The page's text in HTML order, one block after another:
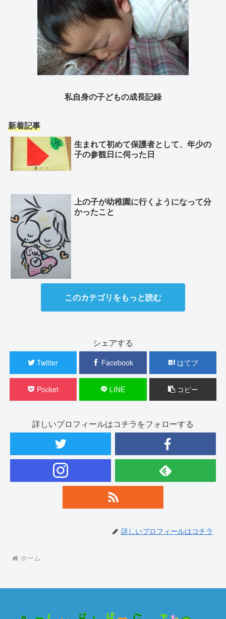
私自身の子どもの成長記録
新着記事
生まれて初めて保護者として、年少の
子の参観日に伺った日
上の子が幼稚園に行くようになって分
かったこと
このカテゴリをもっと読む
シェアする
Twitter Facebook はてブ
Pocket LINE コピー
詳しいプロフィールはコチラをフォローする
詳しいプロフィールはコチラ
ホーム